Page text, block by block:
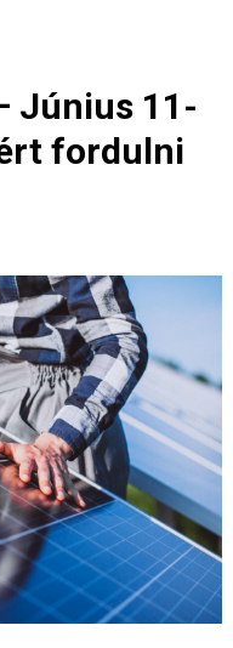
Június 11-
fordulni